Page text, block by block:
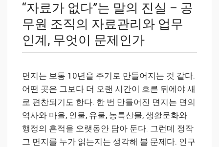
“자료가 없다”는 말의 진실 – 공
무원 조직의 자료관리와 업무
인계, 무엇이 문제인가
면지는 보통 10년을 주기로 만들어지는 것 같다.
어떤 곳은 그보다 더 오랜 시간이 흐른 뒤에야 새
로 편찬되기도 한다. 한 번 만들어진 면지는 면의
역사와 마을, 인물, 유물, 농특산물, 생활문화와
행정의 흔적을 오랫동안 담아 둔다. 그런데 정작
그 면지를 누가 읽는지는 생각해 볼 문제다. 인구